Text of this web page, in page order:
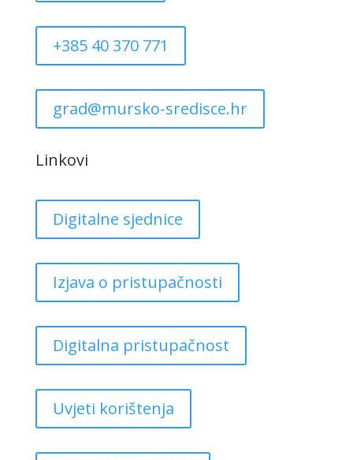
+385 40 370 771
grad@mursko-sredisce.hr
Linkovi
Digitalne sjednice
Izjava o pristupačnosti
Digitalna pristupačnost
Uvjeti korištenja